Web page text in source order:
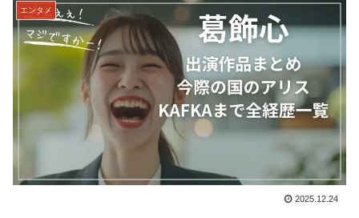
エンタメ
2025.12.24